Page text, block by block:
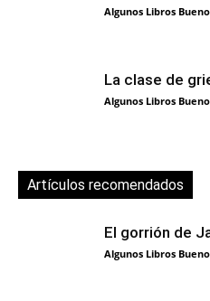
Algunos Libros
La clase de
Algunos Libros
Artículos recomendados
El gorrión de
Algunos Libros